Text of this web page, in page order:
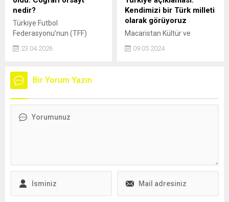
gerçekleştirildi. Türkiye
birincisi Kaan Başak,
başarıya giden süreçte yaz
döneminden itibaren...
nedir?
Türkiye Futbol
Federasyonu’nun (TFF)
haftası için yayımladığı VAR
yeni bir tartışma başlattı.
Peki, coğrafi ofsayt nedir?
23.04.2026
Kendimizi bir Türk milleti
olarak görüyoruz
Macaristan Kültür ve
Csak, "Biz Macarlar,
09.05.2024
Bir Yorum Yazın